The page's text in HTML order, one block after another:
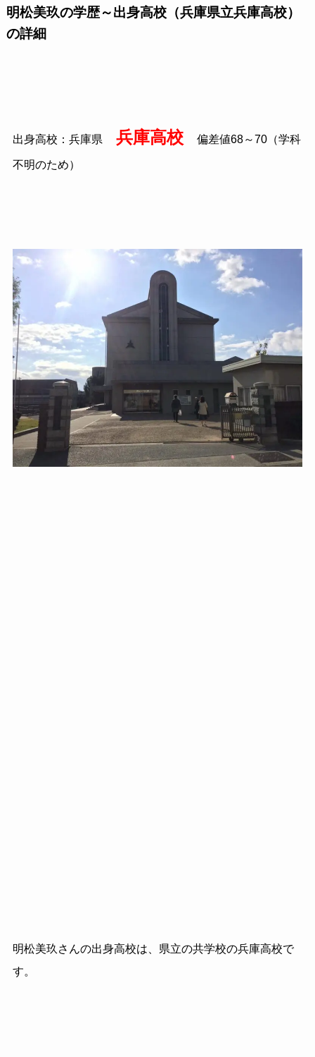
明松美玖の学歴～出身高校（兵庫県立兵庫高校）
の詳細
出身高校：兵庫県 兵庫高校 偏差値68～70（学科
不明のため）
明松美玖さんの出身高校は、県立の共学校の兵庫高校で
す。